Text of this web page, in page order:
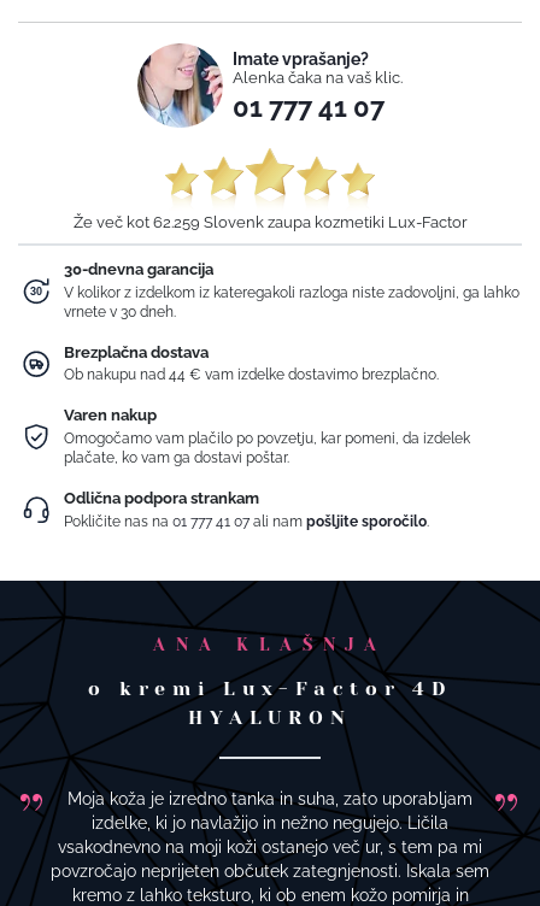
Imate vprašanje?
Alenka čaka na vaš klic.
01 777 41 07
Že več kot 62.259 Slovenk zaupa kozmetiki Lux-Factor
30-dnevna garancija
V kolikor z izdelkom iz kateregakoli razloga niste zadovoljni, ga lahko
vrnete v 30 dneh.
Brezplačna dostava
Ob nakupu nad 44 € vam izdelke dostavimo brezplačno.
Varen nakup
Omogočamo vam plačilo po povzetju, kar pomeni, da izdelek
plačate, ko vam ga dostavi poštar.
Odlična podpora strankam
Pokličite nas na01 777 41 07 ali nampošljite sporočilo
ANA KLAŠNJA
o kremi Lux-Factor 4D
HYALURON
Moja koža je izredno tanka in suha, zato uporabljam
izdelke, ki jo navlažijo in nežno negujejo. Ličila
vsakodnevno na moji koži ostanejo več ur, s tem pa mi
povzročajo neprijeten občutek zategnjenosti. Iskala sem
kremo z lahko teksturo, ki ob enem kožo pomirja in